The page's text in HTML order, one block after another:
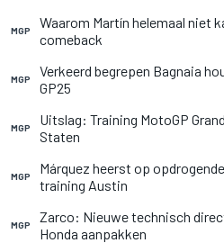
MGP
Waarom Martín helemaal niet
comeback
MGP
Verkeerd begrepen Bagnaia
GP25
MGP
Uitslag: Training MotoGP
Staten
MGP
Márquez heerst op
training Austin
MGP
Zarco: Nieuwe technisch
Honda aanpakken